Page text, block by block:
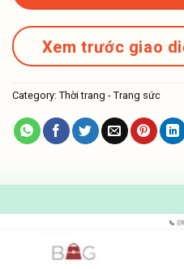
Xem trước giao
Category: Thời trang - Trang sức